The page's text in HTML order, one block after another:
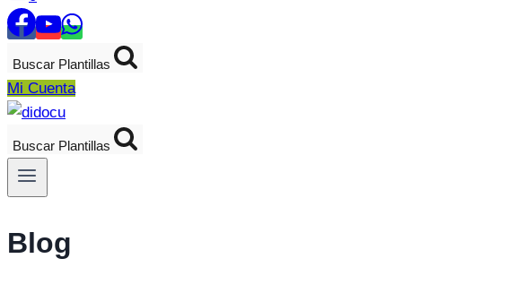
Buscar Plantillas
Mi Cuenta
Buscar Plantillas
Blog